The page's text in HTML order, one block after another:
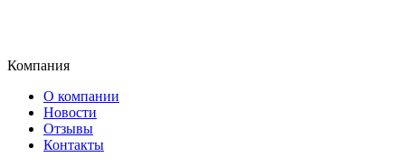
Компания
О компании
Новости
Отзывы
Контакты